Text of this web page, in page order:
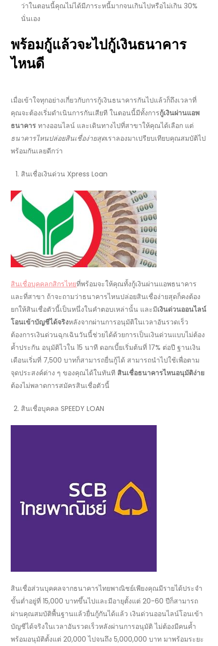
ว่าในตอนนี้คุณไม่ได้มีภาระหนี้มากจนเกินไปหรือไม่เกิน 30%
นั่นเอง
พร้อมกู้แล้วจะไปกู้เงินธนาคาร
ไหนดี
เมื่อเข้าใจทุกอย่างเกี่ยวกับการกู้เงินธนาคารกันไปแล้วก็ถึงเวลาที่
คุณจะต้องเริ่มดำเนินการกันเสียที ในตอนนี้มีทั้งการกู้เงินผ่านแอพ
ธนาคาร ทางออนไลน์ และเดินทางไปที่สาขาให้คุณได้เลือก แต่
ธนาคารไหนปล่อยสินเชื่อง่ายสุดเราลองมาเปรียบเทียบคุณสมบัติไป
พร้อมกันเลยดีกว่า
สินเชื่อเงินด่วน Xpress Loan
สินเชื่อบุคคลกสิกรไทยที่พร้อมจะให้คุณทั้งกู้เงินผ่านแอพธนาคาร
และที่สาขา ถ้าจะถามว่าธนาคารไหนปล่อยสินเชื่อง่ายสุดก็คงต้อง
ยกให้สินเชื่อตัวนี้เป็นหนึ่งในคำตอบเหล่านั้น และมีเงินด่วนออนไลน์
โอนเข้าบัญชีได้จริงหลังจากผ่านการอนุมัติในเวลาอันรวดเร็ว
ต้องการเงินด่วนฉุกเฉินวันนี้ช่วยได้ด้วยการเป็นเงินด่วนแบบไม่ต้อง
ค้ำประกัน อนุมัติไวใน 15 นาที ดอกเบี้ยเริ่มต้นที่ 17% ต่อปี ฐานเงิน
เดือนเริ่มที่ 7,500 บาทก็สามารถยื่นกู้ได้ สามารถนำไปใช้เพื่อตาม
จุดประสงค์ต่าง ๆ ของคุณได้ในทันที สินเชื่อธนาคารไหนอนุมัติง่าย
ต้องไม่พลาดการสมัครสินเชื่อตัวนี้
สินเชื่อบุคคลSPEEDY LOAN
สินเชื่อส่วนบุคคลจากธนาคารไทยพาณิชย์เพียงคุณมีรายได้ประจำ
ขั้นต่ำอยู่ที่ 15,000 บาทขึ้นไปและมีอายุตั้งแต่ 20-60 ปีก็สามารถ
ผ่านคุณสมบัติพื้นฐานแล้วยื่นกู้กันได้แล้ว เงินด่วนออนไลน์โอนเข้า
บัญชีได้จริงในเวลาอันรวดเร็วหลังผ่านการอนุมัติ ไม่ต้องมีคนค้ำ
พร้อมอนุมัติตั้งแต่ 20,000 ไปจนถึง 5,000,000 บาท มาพร้อมระยะ